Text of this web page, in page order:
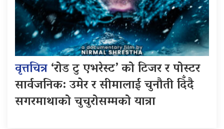
वृत्तचित्र‘रोड टु एभरेस्ट’ को टिजर र पोस्टर
सार्वजनिक: उमेर र सीमालाई चुनौती दिँदै
सगरमाथाको चुचुरोसम्मको यात्रा